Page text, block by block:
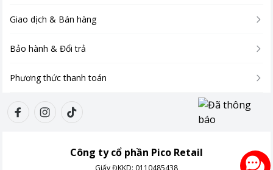
Hoạt động hiệu quả, tiết kiệm điện nước cho gia đình
Máy rửa bát Hafele HDW-F602TS được trang bị động cơ BLDC
Giao dịch & Bán hàng
Bảo hành & Đổi trả
Phương thức thanh toán
Công ty cổ phần Pico Retail
Giấy ĐKKD: 0110485438